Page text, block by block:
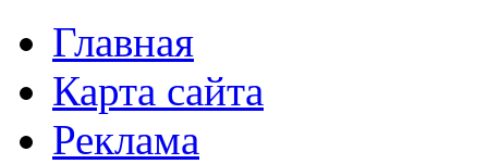
Главная
Карта сайта
Реклама